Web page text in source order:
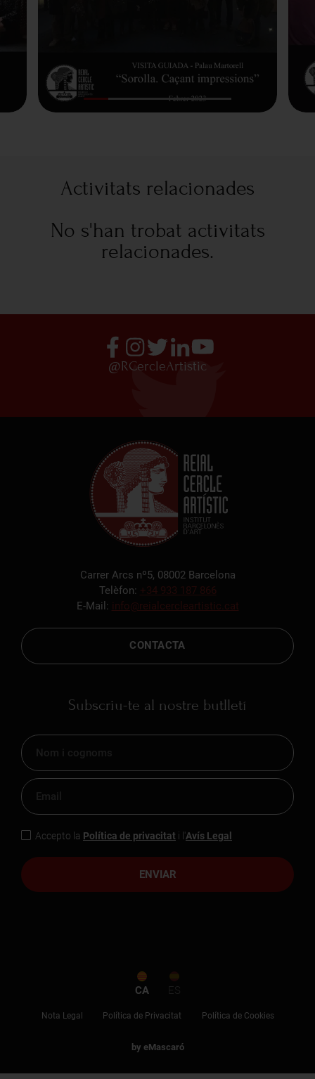
Activitats relacionades
No s'han trobat activitats
relacionades.
@RCercleArtistic
Carrer Arcs nº5, 08002 Barcelona
Telèfon: +34 933 187 866
E-Mail: info@reialcercleartistic.cat
CONTACTA
Subscriu-te al nostre butlletí
ENVIAR
Accepto la Política de privacitat i l'Avís Legal
CA ES
Nota Legal Política de Privacitat Política de Cookies
by eMascaró